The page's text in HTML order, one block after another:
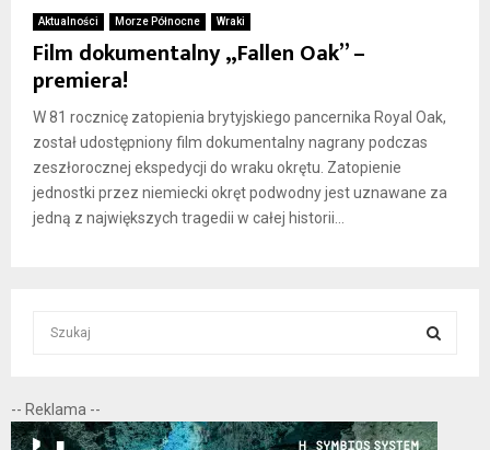
Aktualności Morze Północne Wraki
Film dokumentalny „Fallen Oak” –
premiera!
W 81 rocznicę zatopienia brytyjskiego pancernika Royal Oak,
został udostępniony film dokumentalny nagrany podczas
zeszłorocznej ekspedycji do wraku okrętu. Zatopienie
jednostki przez niemiecki okręt podwodny jest uznawane za
jedną z największych tragedii w całej historii...
c
h
E
-- Reklama --